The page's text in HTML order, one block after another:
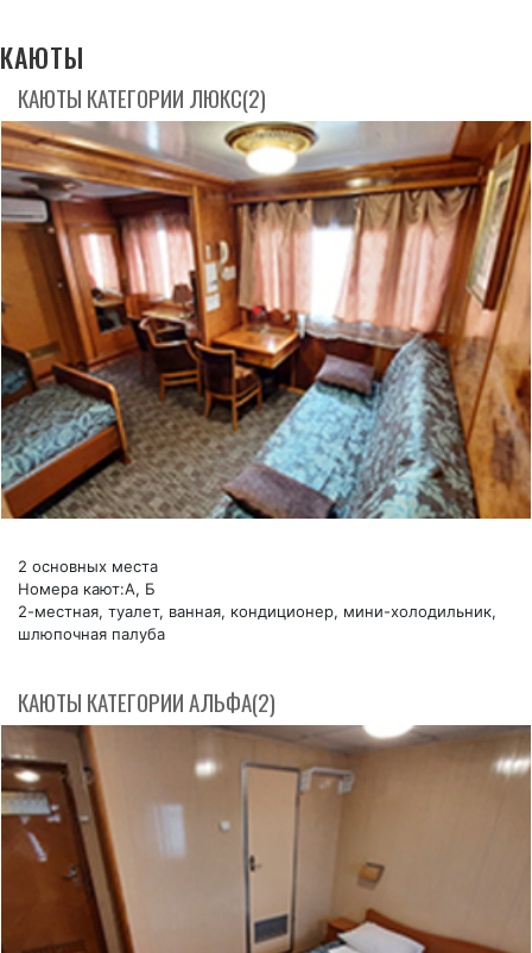
КАЮТЫ
КАЮТЫ КАТЕГОРИИ ЛЮКС(2)
2 основных места
Номера кают:А, Б
2-местная, туалет, ванная, кондиционер, мини-холодильник,
шлюпочная палуба
КАЮТЫ КАТЕГОРИИ АЛЬФА(2)